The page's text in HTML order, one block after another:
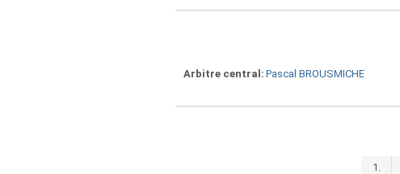
Arbitre central Pascal BROUSMICHE
1.